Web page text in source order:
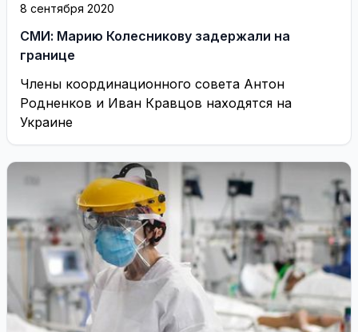
8 сентября 2020
СМИ: Марию Колесникову задержали на
границе
Члены координационного совета Антон
Родненков и Иван Кравцов находятся на
Украине